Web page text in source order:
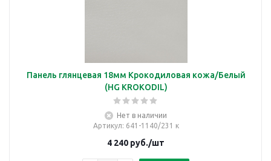
Панель глянцевая 18мм Крокодиловая кожа/Белый
(HG KROKODIL)
Нет в наличии
Артикул: 641-1140/231 к
4 240 руб./шт